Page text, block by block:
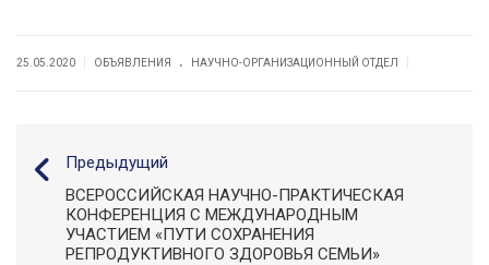
25.05.2020 ОБЪЯВЛЕНИЯ . НАУЧНО-ОРГАНИЗАЦИОННЫЙ ОТДЕЛ
Предыдущий
ВСЕРОССИЙСКАЯ НАУЧНО-ПРАКТИЧЕСКАЯ
КОНФЕРЕНЦИЯ С МЕЖДУНАРОДНЫМ
УЧАСТИЕМ «ПУТИ СОХРАНЕНИЯ
РЕПРОДУКТИВНОГО ЗДОРОВЬЯ СЕМЬИ»